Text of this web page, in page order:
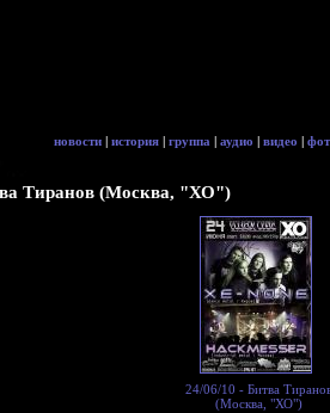
новости | история | группа | аудио | видео |
Тиранов (Москва, "ХО")
24/06/10 - Битва
(Москва, "ХО")